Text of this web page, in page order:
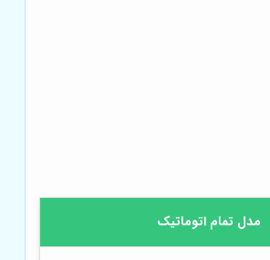
مدل تمام اتوماتیک